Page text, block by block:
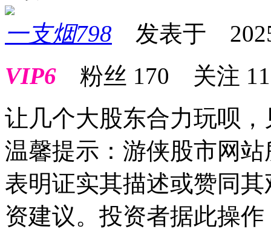
一支烟798 发表于
VIP6 粉丝 170 关注 11
让几个大股东合力玩呗
温馨提示：游侠股市网
表明证实其描述或赞同
资建议。投资者据此操